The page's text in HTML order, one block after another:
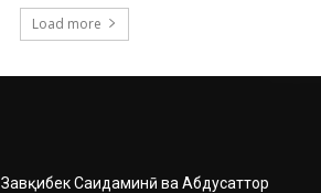
Load more
Завқибек Саидаминӣ ва Абдусаттор